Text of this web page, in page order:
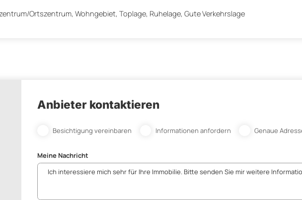
Ortszentrum, Wohngebiet, Toplage, Ruhelage, Gute Verkehrslage
Anbieter kontaktieren
Besichtigung vereinbaren Informationen anfordern Genaue
Meine Nachricht